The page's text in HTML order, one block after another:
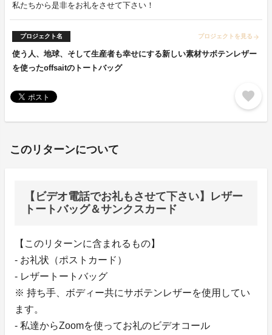
私たちから是非をお礼をさせて下さい！
プロジェクト名 プロジェクトを見る arrow_forward
使う人、地球、そして生産者も幸せにする新しい素材サボテンレザー
を使ったoffsaitのトートバッグ
favorite
このリターンについて
【ビデオ電話でお礼もさせて下さい】レザー
トートバッグ＆サンクスカード
【このリターンに含まれるもの】
- お礼状（ポストカード）
- レザートートバッグ
※ 持ち手、ボディー共にサボテンレザーを使用してい
ます。
- 私達からZoomを使ってお礼のビデオコール